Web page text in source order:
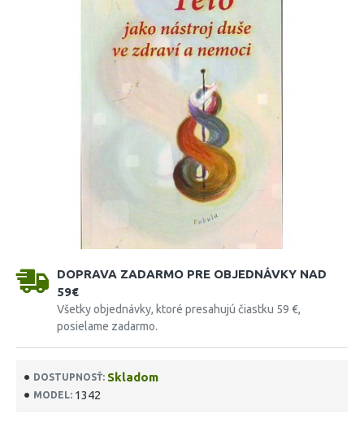
DOPRAVA ZADARMO PRE OBJEDNÁVKY NAD
59€
Všetky objednávky, ktoré presahujú čiastku 59 €,
posielame zadarmo.
DOSTUPNOSŤ: Skladom
MODEL: 1342